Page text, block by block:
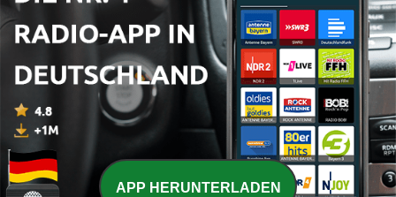
O É da Coisa Ukraine: The Latest
APP HERUNTERLADEN